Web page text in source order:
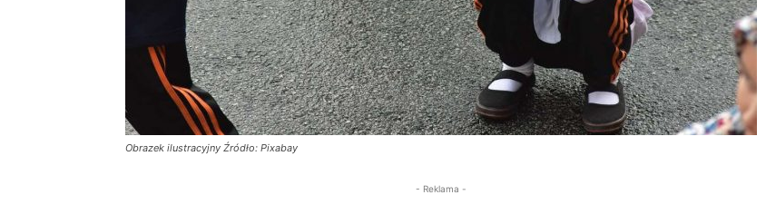
Obrazek ilustracyjny Źródło: Pixabay
- Reklama -